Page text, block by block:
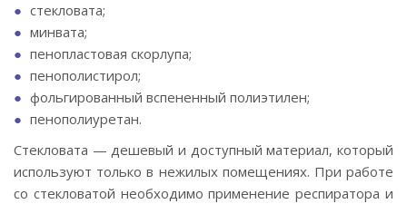
стекловата;
минвата;
пенопластовая скорлупа;
пенополистирол;
фольгированный вспененный полиэтилен;
пенополиуретан.
Стекловата — дешевый и доступный материал, который
используют только в нежилых помещениях. При работе
со стекловатой необходимо применение респиратора и